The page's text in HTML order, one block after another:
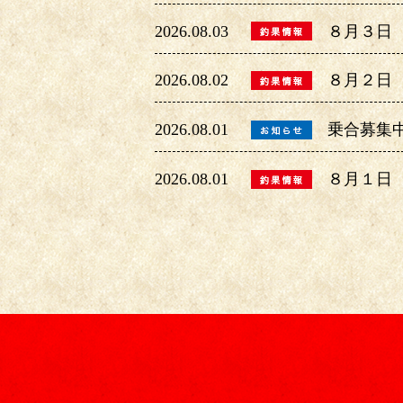
2026.08.03 ８月３日
2026.08.02 ８月２日
2026.08.01 乗合募集
2026.08.01 ８月１日